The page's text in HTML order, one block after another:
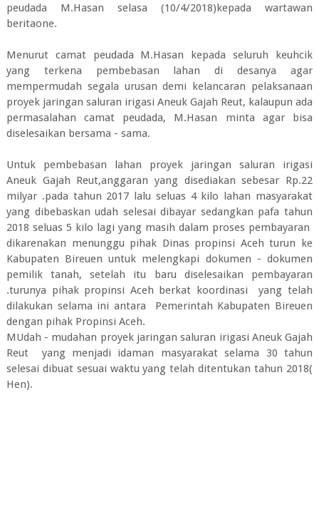
peudada M.Hasan selasa (10/4/2018)kepada wartawan
beritaone.
Menurut camat peudada M.Hasan kepada seluruh keuhcik
yang terkena pembebasan lahan di desanya agar
mempermudah segala urusan demi kelancaran pelaksanaan
proyek jaringan saluran irigasi Aneuk Gajah Reut, kalaupun ada
permasalahan camat peudada, M.Hasan minta agar bisa
diselesaikan bersama - sama.
Untuk pembebasan lahan proyek jaringan saluran irigasi
Aneuk Gajah Reut,anggaran yang disediakan sebesar Rp.22
milyar .pada tahun 2017 lalu seluas 4 kilo lahan masyarakat
yang dibebaskan udah selesai dibayar sedangkan pafa tahun
2018 seluas 5 kilo lagi yang masih dalam proses pembayaran
dikarenakan menunggu pihak Dinas propinsi Aceh turun ke
Kabupaten Bireuen untuk melengkapi dokumen - dokumen
pemilik tanah, setelah itu baru diselesaikan pembayaran
.turunya pihak propinsi Aceh berkat koordinasi yang telah
dilakukan selama ini antara Pemerintah Kabupaten Bireuen
dengan pihak Propinsi Aceh.
MUdah - mudahan proyek jaringan saluran irigasi Aneuk Gajah
Reut yang menjadi idaman masyarakat selama 30 tahun
selesai dibuat sesuai waktu yang telah ditentukan tahun 2018(
Hen).